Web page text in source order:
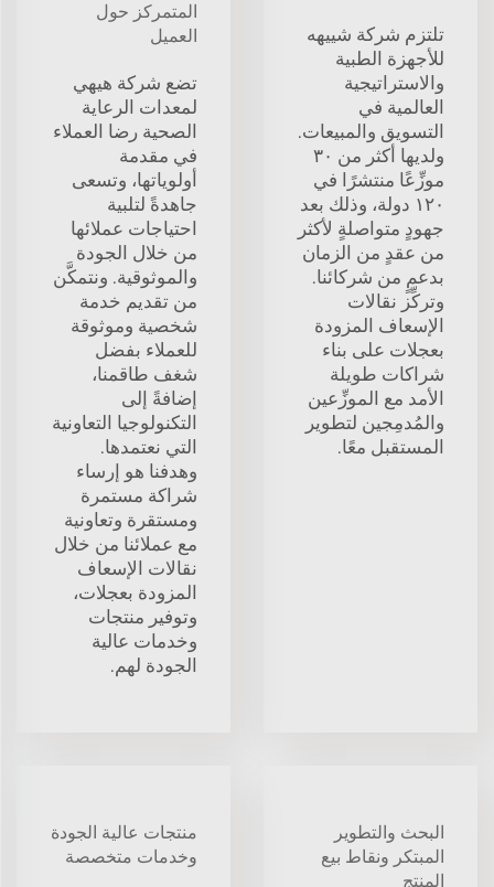
تلتزم شركة شييهه
للأجهزة الطبية
والاستراتيجية
العالمية في
التسويق والمبيعات.
ولديها أكثر من ٣٠
موزِّعًا منتشرًا في
١٢٠ دولة، وذلك بعد
جهودٍ متواصلةٍ لأكثر
من عقدٍ من الزمان
بدعمٍ من شركائنا.
وتركِّز نقالات
الإسعاف المزودة
بعجلات على بناء
شراكات طويلة
الأمد مع الموزِّعين
والمُدمِجين لتطوير
المستقبل معًا.
المتمركز حول
العميل
تضع شركة هيهي
لمعدات الرعاية
الصحية رضا العملاء
في مقدمة
أولوياتها، وتسعى
جاهدةً لتلبية
احتياجات عملائها
من خلال الجودة
والموثوقية. ونتمكَّن
من تقديم خدمة
شخصية وموثوقة
للعملاء بفضل
شغف طاقمنا،
إضافةً إلى
التكنولوجيا التعاونية
التي نعتمدها.
وهدفنا هو إرساء
شراكة مستمرة
ومستقرة وتعاونية
مع عملائنا من خلال
نقالات الإسعاف
المزودة بعجلات،
وتوفير منتجات
وخدمات عالية
الجودة لهم.
البحث والتطوير
المبتكر ونقاط بيع
المنتج
منتجات عالية الجودة
وخدمات متخصصة